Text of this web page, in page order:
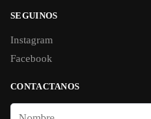
SEGUINOS
Instagram
Facebook
CONTACTANOS